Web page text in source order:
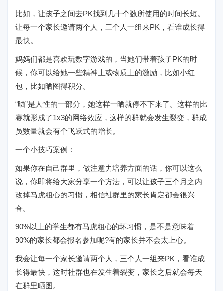
比如，让孩子之间去PK找到几十个数所使用的时间长短。
让每一个家长邀请两个人，三个人一组来PK，看谁成长得
最快。
妈妈们都是喜欢玩数字游戏的，当她们带着孩子PK的时
候，你可以给她一些精神上或物质上的激励，比如小红
包，比如晒图得积分。
“晒”是人性的一部分，她这样一晒就停不下来了。这样的比
赛就形成了1x3的网络效应，这样的群就会发生裂变，群成
员数量就会有个飞跃式的增长。
一个小技巧案例：
如果你在自己群里，做注意力培养方面的话，你可以这么
说，你即将给大家分享一个方法，可以让孩子三个月之内
改掉马虎粗心的习惯，相信社群里的家长肯定都会很兴
奋。
90%以上的学生都有马虎粗心的坏习惯，是不是意味着
90%的家长都会报名参加呢?有的家长并不会太上心。
我会让每一个家长邀请两个人，三个人一组来PK，看谁成
长得最快，这时社群也在发生着裂变，家长之后就会每天
在群里晒图。